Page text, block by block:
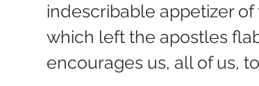
indescribable appetizer
which left the apostles
encourages us, all of us,